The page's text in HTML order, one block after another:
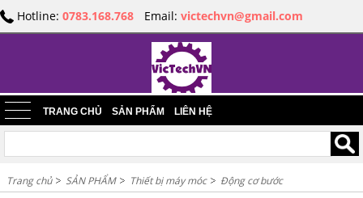
Hotline: 0783.168.768 Email: victechvn@gmail.com
TRANG CHỦ SẢN PHẨM LIÊN HỆ
Trang chủ SẢN PHẨM Thiết bị máy móc Động cơ bước